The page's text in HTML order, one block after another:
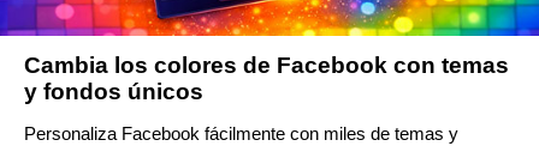
Cambia los colores de Facebook con temas
y fondos únicos
Personaliza Facebook fácilmente con miles de temas y